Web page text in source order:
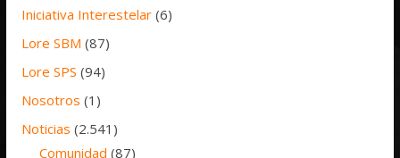
Iniciativa Interestelar (6)
Lore SBM (87)
Lore SPS (94)
Nosotros (1)
Noticias (2.541)
Comunidad (87)